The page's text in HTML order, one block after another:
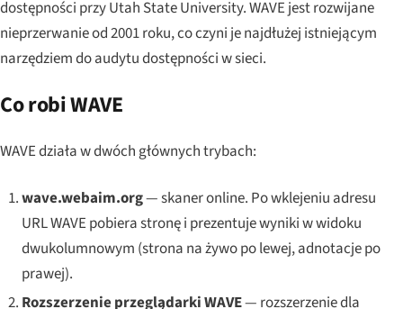
dostępności przy Utah State University. WAVE jest rozwijane
nieprzerwanie od 2001 roku, co czyni je najdłużej istniejącym
narzędziem do audytu dostępności w sieci.
Co robi WAVE
WAVE działa w dwóch głównych trybach:
wave.webaim.org— skaner online. Po wklejeniu adresu
URL WAVE pobiera stronę i prezentuje wyniki w widoku
dwukolumnowym (strona na żywo po lewej, adnotacje po
prawej).
Rozszerzenie przeglądarki WAVE— rozszerzenie dla